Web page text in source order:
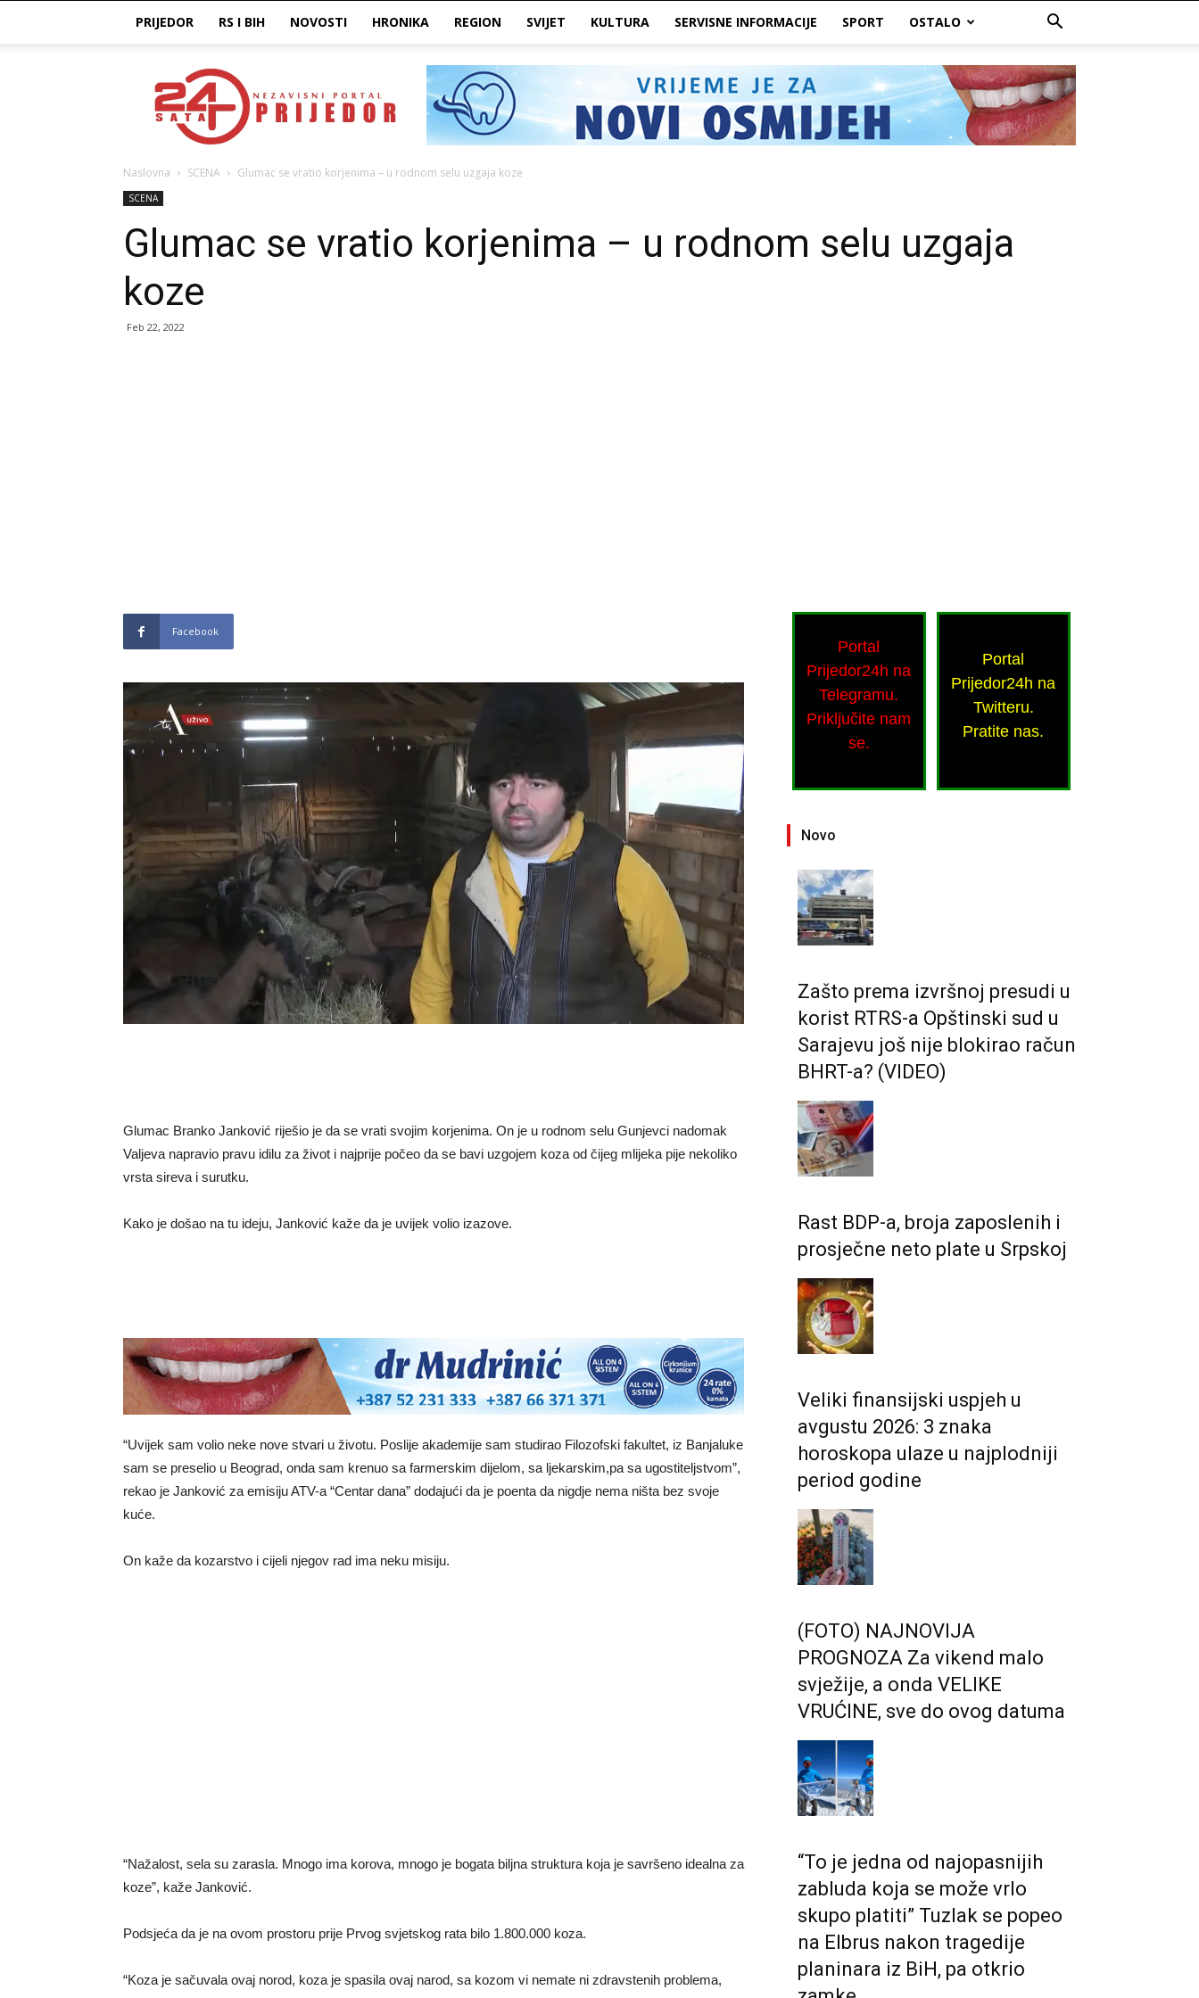
PRIJEDOR RS I BIH NOVOSTI HRONIKA REGION SVIJET KULTURA SERVISNE INFORMACIJE SPORT OSTALO
Prijedor24H
Naslovna SCENA Glumac se vratio korjenima – u rodnom selu uzgaja koze
SCENA
Glumac se vratio korjenima – u rodnom selu uzgaja
koze
Feb 22, 2022
Facebook
Glumac Branko Janković riješio je da se vrati svojim korjenima. On je u rodnom selu Gunjevci nadomak
Valjeva napravio pravu idilu za život i najprije počeo da se bavi uzgojem koza od čijeg mlijeka pije nekoliko
vrsta sireva i surutku.
Kako je došao na tu ideju, Janković kaže da je uvijek volio izazove.
“Uvijek sam volio neke nove stvari u životu. Poslije akademije sam studirao Filozofski fakultet, iz Banjaluke
sam se preselio u Beograd, onda sam krenuo sa farmerskim dijelom, sa ljekarskim,pa sa ugostiteljstvom”,
rekao je Janković za emisiju ATV-a “Centar dana” dodajući da je poenta da nigdje nema ništa bez svoje
kuće.
On kaže da kozarstvo i cijeli njegov rad ima neku misiju.
“Nažalost, sela su zarasla. Mnogo ima korova, mnogo je bogata biljna struktura koja je savršeno idealna za
koze”, kaže Janković.
Podsjeća da je na ovom prostoru prije Prvog svjetskog rata bilo 1.800.000 koza.
“Koza je sačuvala ovaj norod, koza je spasila ovaj narod, sa kozom vi nemate ni zdravstenih problema,
Portal
Prijedor24h na
Telegramu.
Priključite nam
se.
Portal
Prijedor24h na
Twitteru.
Pratite nas.
Novo
Zašto prema izvršnoj presudi u
korist RTRS-a Opštinski sud u
Sarajevu još nije blokirao račun
BHRT-a? (VIDEO)
Rast BDP-a, broja zaposlenih i
prosječne neto plate u Srpskoj
Veliki finansijski uspjeh u
avgustu 2026: 3 znaka
horoskopa ulaze u najplodniji
period godine
(FOTO) NAJNOVIJA
PROGNOZA Za vikend malo
svježije, a onda VELIKE
VRUĆINE, sve do ovog datuma
“To je jedna od najopasnijih
zabluda koja se može vrlo
skupo platiti” Tuzlak se popeo
na Elbrus nakon tragedije
planinara iz BiH, pa otkrio